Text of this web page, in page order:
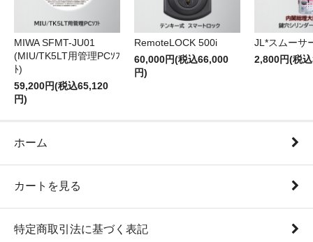
MIWA SFMT-JU01
(MIU/TK5LT用管理PCｿﾌ
ﾄ)
59,200円(税込65,120
円)
RemoteLOCK 500i
60,000円(税込66,000
円)
JL*スムーサ
2,800円(税
ホーム
カートを見る
特定商取引法に基づく表記